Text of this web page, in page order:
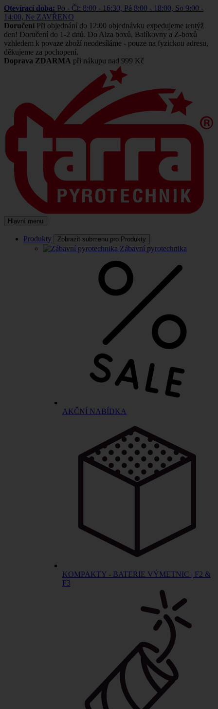
Otevírací doba: Po - Čt: 8:00 - 16:30, Pá 8:00 - 18:00, So 9:00 -
14:00, Ne ZAVŘENO
Doručení Při objednání do 12:00 objednávku expedujeme tentýž
den! Doručení do 1-2 dnů. Do Alza boxů, Balíkovny a Z-boxů
vzhledem k povaze zboží neodesíláme - pouze na fyzickou adresu,
děkujeme za pochopení.
Doprava ZDARMA při nákupu nad 999 Kč
Hlavní menu
Produkty Zobrazit submenu pro Produkty
Zábavní pyrotechnika
AKČNÍ NABÍDKA
KOMPAKTY - BATERIE VÝMETNIC | F2 &
F3